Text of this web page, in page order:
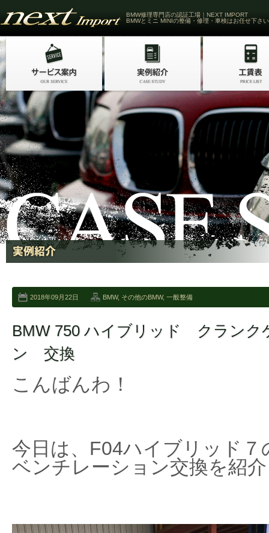
BMW修理専門店の認証工場｜NEXT IMPORT
BMWとミニ MINIの整備・修理・車検はお任せ下さい
2018年09月22日 BMW, その他のBMW, 一般整備
BMW 750 ハイブリッド クラン
ン 交換
こんばんわ！
今日は、F04ハイブリッド
ベンチレーション交換を紹